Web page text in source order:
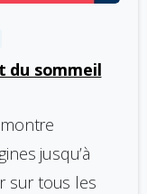
du sommeil
jusqu’à
sur tous les